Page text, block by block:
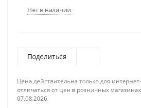
Нет в наличии
Поделиться
Цена действительна только для
отличаться от цен в розничных
07.08.2026.